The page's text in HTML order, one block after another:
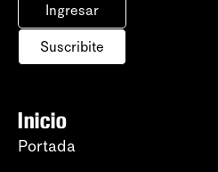
Ingresar
Suscribite
Inicio
Portada